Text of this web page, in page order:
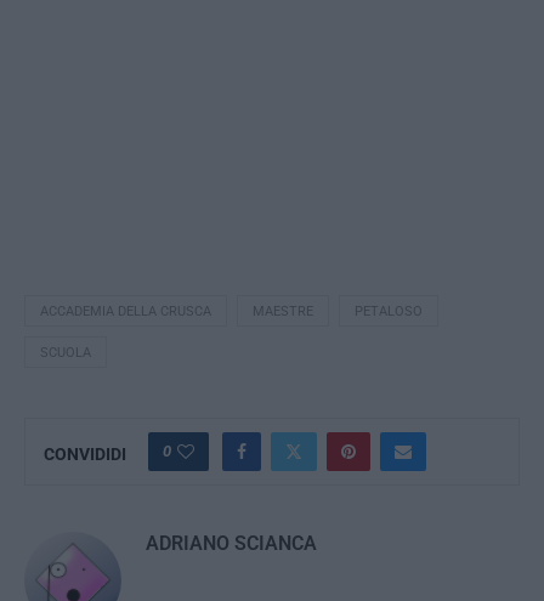
ACCADEMIA DELLA CRUSCA MAESTRE PETALOSO
SCUOLA
CONVIDIDI 0
ADRIANO SCIANCA